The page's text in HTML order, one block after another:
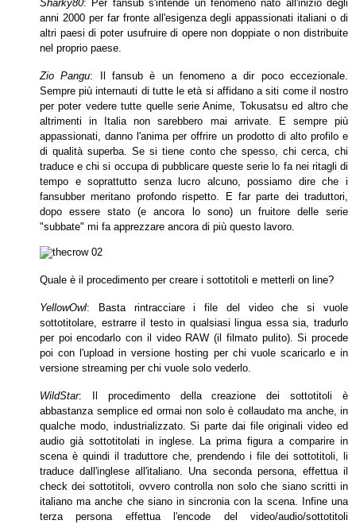
Sharky80: Per fansub s'intende un fenomeno nato all'inizio degli
anni 2000 per far fronte all'esigenza degli appassionati italiani o di
altri paesi di poter usufruire di operenon doppiate o non distribuite
nel proprio paese.
Zio Pangu: Il fansub è un fenomeno a dir poco eccezionale.
Sempre più internauti di tutte le età si affidano a siti come il nostro
per poter vedere tutte quelle serie Anime, Tokusatsu ed altro che
altrimenti in Italia non sarebbero mai arrivate. E sempre più
appassionati, danno l'anima per offrire un prodotto di alto profilo e
di qualità superba. Se si tiene conto che spesso, chi cerca, chi
traduce e chi si occupa di pubblicare queste serie lo fa nei ritagli di
tempo e soprattutto senza lucro alcuno,
possiamo dire che i
fansubber meritano profondo rispetto. E far parte dei traduttori,
dopo essere stato (e ancora lo sono) un fruitore delle serie
"subbate" mi fa apprezzare ancora di più questo lavoro.
Quale è il procedimento per creare i sottotitoli e metterli on line?
YellowOwl: Basta rintracciare i file del video che si vuole
sottotitolare, estrarre il testo in qualsiasi lingua essa sia, tradurlo
per poi encodarlo con il video RAW (il filmatopulito). Si procede
poi con l'upload in versione hosting per chi vuole scaricarlo e in
versione streaming per chi vuole solo vederlo.
WildStar: Il procedimento della creazione dei sottotitoli è
abbastanza semplice ed ormai non solo è collaudato ma anche, in
qualche modo, industrializzato. Si parte dai file originali video ed
audio già sottotitolati in inglese. La prima figura a comparire in
scena è quindi il traduttore che, prendendo i file dei sottotitoli, li
traduce dall'inglese all'italiano. Una seconda persona, effettua il
check dei sottotitoli, ovvero controlla non solo che siano scritti in
italiano ma anche che siano in sincronia con la scena.
Infine una
terza persona effettua l'encode del video/audio/­sottotitoli